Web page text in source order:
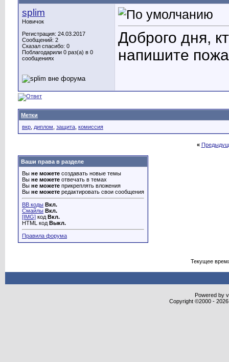
splim
Новичок
Регистрация: 24.03.2017
Сообщений: 2
Сказал спасибо: 0
Поблагодарили 0 раз(а) в 0
сообщениях
Доброго дня,
напишите
Метки
вкр диплом защита комиссия
«
Ваши права в разделе
Вы не можете создавать новые темы
Вы не можете отвечать в темах
Вы не можете прикреплять вложения
Вы не можете редактировать свои сообщения
BB коды Вкл.
Смайлы Вкл.
[IMG] код Вкл.
HTML код Выкл.
Правила форума
Текущее
Powered by
Copyright ©2000 -